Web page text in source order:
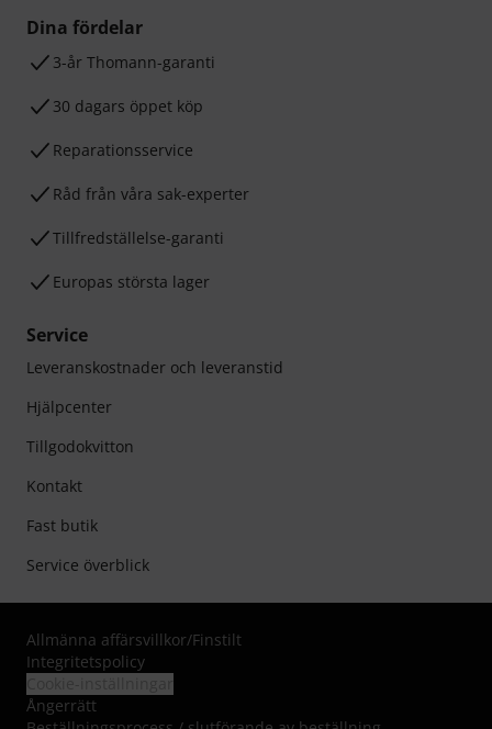
Dina fördelar
3-år Thomann-garanti
30 dagars öppet köp
Reparationsservice
Råd från våra sak-experter
Tillfredställelse-garanti
Europas största lager
Service
Leveranskostnader och leveranstid
Hjälpcenter
Tillgodokvitton
Kontakt
Fast butik
Service överblick
Allmänna affärsvillkor/Finstilt
Integritetspolicy
Ångerrätt